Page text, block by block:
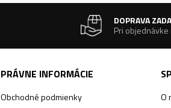
DOPRAVA
Pri objednávke
PRÁVNE INFORMÁCIE
Obchodné podmienky O